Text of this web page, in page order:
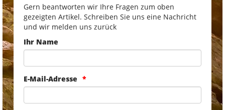
Gern beantworten wir Ihre Fragen zum oben
gezeigten Artikel. Schreiben Sie uns eine Nachricht
und wir melden uns zurück
Ihr Name
E-Mail-Adresse